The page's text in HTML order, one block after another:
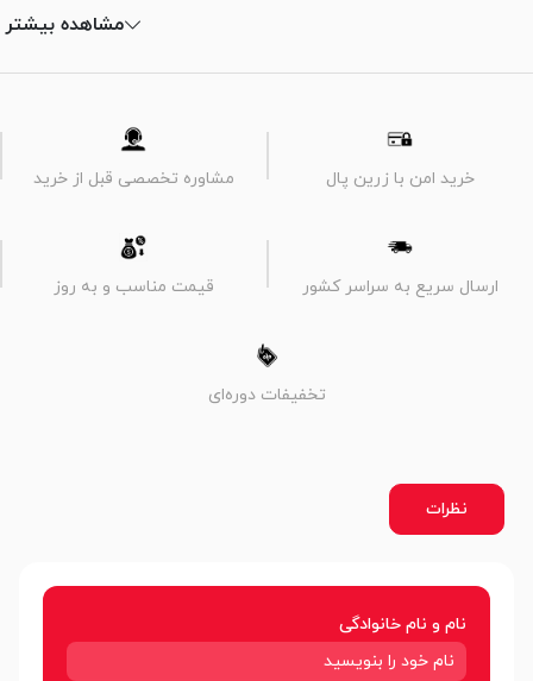
مشاهده بیشتر
خرید امن با زرین پال مشاوره تخصصی قبل از خرید
ارسال سریع به سراسر کشور قیمت مناسب و به روز
تخفیفات دوره‌ای
نظرات
نام و نام خانوادگی